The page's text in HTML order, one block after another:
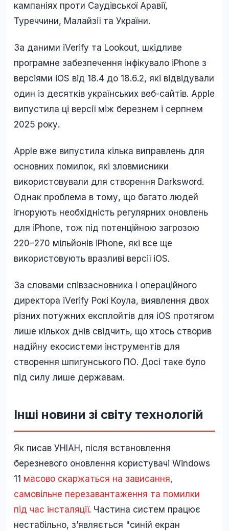
кампаніях проти Саудівської Аравії,
Туреччини, Малайзії та України.
За даними iVerify та Lookout, шкідливе
програмне забезпечення інфікувало iPhone з
версіями iOS від 18.4 до 18.6.2, які відвідували
один із десятків українських веб-сайтів. Apple
випустила ці версії між березнем і серпнем
2025 року.
Apple вже випустила кілька виправлень для
основних помилок, які зловмисники
використовували для створення Darksword.
Однак проблема в тому, що багато людей
ігнорують необхідність регулярних оновлень
для iPhone, тож під потенційною загрозою
220–270 мільйонів iPhone, які все ще
використовують вразливі версії iOS.
За словами співзасновника і операційного
директора iVerify Рокі Коула, виявлення двох
різних потужних експлойтів для iOS протягом
лише кількох днів свідчить, що хтось створив
надійну екосистеми інструментів для
створення шпигунського ПО. Досі таке було
під силу лише державам.
Інші новини зі світу технологій
Як писав УНІАН, після встановлення
березневого оновлення користувачі Windows
11 масово скаржаться на зависання,
самовільне перезавантаження та помилки
під час інсталяції. Частина систем працює
нестабільно, з’являється "синій екран